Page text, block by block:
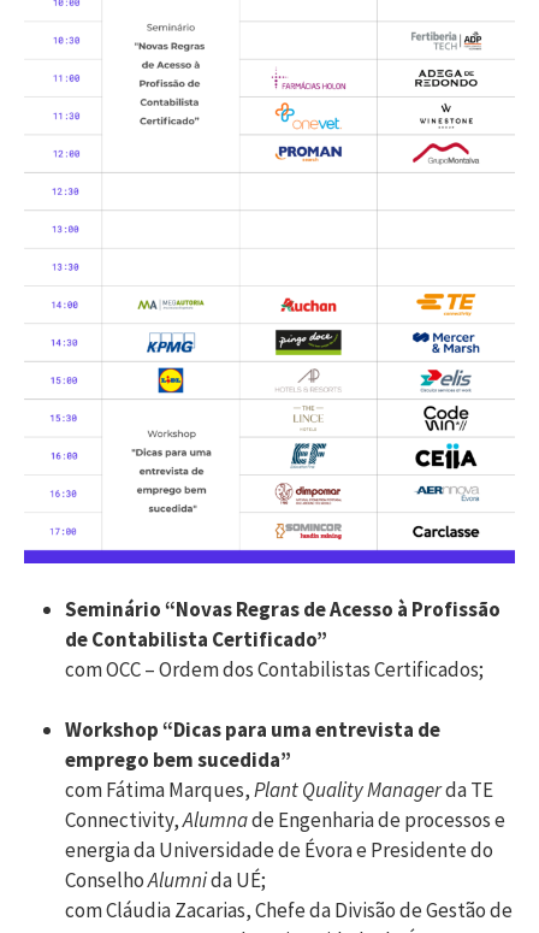
Seminário “Novas Regras de Acesso à Profissão
de Contabilista Certificado”
com OCC – Ordem dos Contabilistas Certificados;
Workshop “Dicas para uma entrevista de
emprego bem sucedida”
com Fátima Marques,Plant Quality Managerda TE
Connectivity,Alumnade Engenharia de processos e
energia da Universidade de Évora e Presidente do
ConselhoAlumnida UÉ;
com Cláudia Zacarias, Chefe da Divisão de Gestão de